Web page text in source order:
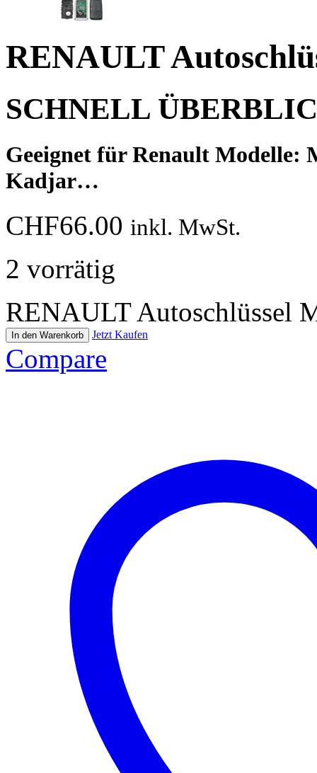
RENAULT
SCHNELL
Geeignet für Renault Modelle:
Kadjar…
CHF66.00 inkl. MwSt.
2 vorrätig
RENAULT Autoschlüssel
In den Warenkorb Jetzt Kaufen
Compare